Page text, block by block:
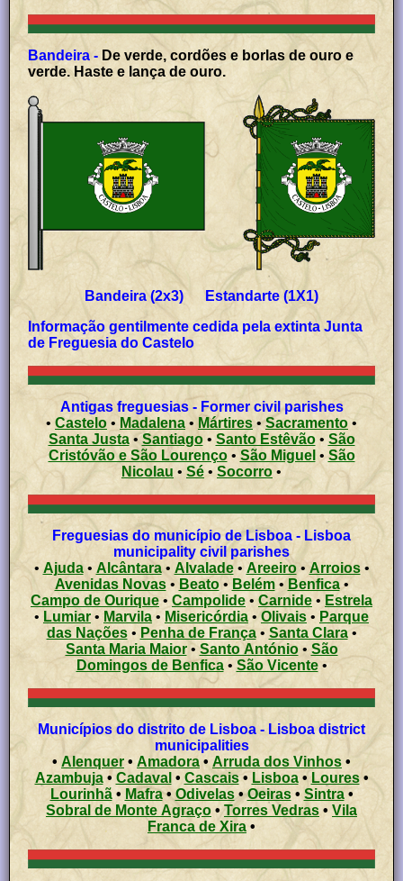
Bandeira - De verde, cordões e borlas de ouro e
verde. Haste e lança de ouro.
Bandeira (2x3) Estandarte (1X1)
Informação gentilmente cedida pela extinta Junta
de Freguesia do Castelo
Antigas freguesias - Former civil parishes
• Castelo • Madalena • Mártires •Sacramento •
Santa Justa •Santiago• Santo Estêvão• São
Cristóvão e São Lourenço• São Miguel • São
Nicolau • Sé •Socorro•
Freguesias do município de Lisboa - Lisboa
municipality civil parishes
• Ajuda• Alcântara• Alvalade•Areeiro • Arroios•
Avenidas Novas• Beato• Belém• Benfica•
Campo de Ourique • Campolide •Carnide • Estrela
• Lumiar • Marvila • Misericórdia • Olivais • Parque
das Nações • Penha de França• Santa Clara•
Santa Maria Maior•Santo António• São
Domingos de Benfica• São Vicente•
Municípios do distrito de Lisboa - Lisboa district
municipalities
• Alenquer • Amadora • Arruda dos Vinhos •
Azambuja• Cadaval • Cascais• Lisboa•Loures•
Lourinhã• Mafra• Odivelas•Oeiras• Sintra•
Sobral de Monte Agraço •Torres Vedras • Vila
Franca de Xira •